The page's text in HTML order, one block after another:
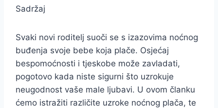
Sadržaj
Svaki novi roditelj suoči se s izazovima noćnog
buđenja svoje bebe koja plače. Osjećaj
bespomoćnosti i tjeskobe može zavladati,
pogotovo kada niste sigurni što uzrokuje
neugodnost vaše male ljubavi. U ovom članku
ćemo istražiti različite uzroke noćnog plača, te